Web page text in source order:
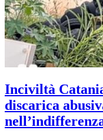
Inciviltà
discarica